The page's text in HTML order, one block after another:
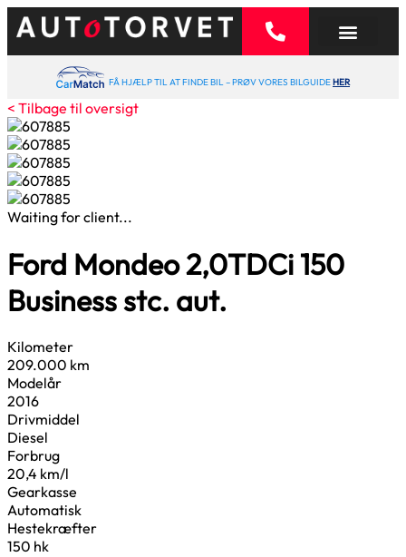
FÅ HJÆLP TIL AT FINDE BIL – PRØV VORES BILGUIDEHER
< Tilbage til oversigt
Waiting for client...
Ford Mondeo2,0TDCi 150
Business stc. aut.
Kilometer
209.000 km
Modelår
2016
Drivmiddel
Diesel
Forbrug
20,4 km/l
Gearkasse
Automatisk
Hestekræfter
150 hk